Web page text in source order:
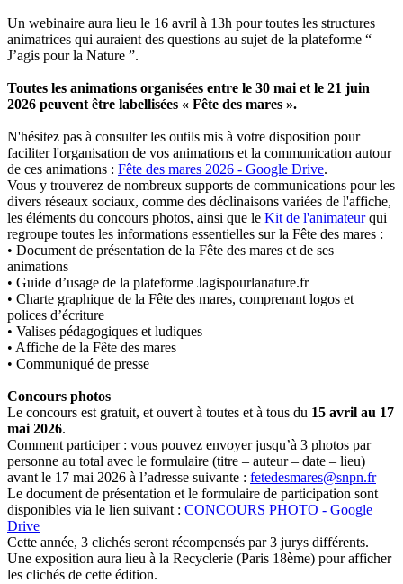
Un webinaire aura lieu le 16 avril à 13h pour toutes les structures
animatrices qui auraient des questions au sujet de la plateforme “
J’agis pour la Nature ”.
Toutes les animations organisées entre le 30 mai et le 21 juin
2026 peuvent être labellisées « Fête des mares ».
N'hésitez pas à consulter les outils mis à votre disposition pour
faciliter l'organisation de vos animations et la communication autour
de ces animations : Fête des mares 2026 - Google Drive.
Vous y trouverez de nombreux supports de communications pour les
divers réseaux sociaux, comme des déclinaisons variées de l'affiche,
les éléments du concours photos, ainsi que le Kit de l'animateurqui
regroupe toutes les informations essentielles sur la Fête des mares :
• Document de présentation de la Fête des mares et de ses
animations
• Guide d’usage de la plateforme Jagispourlanature.fr
• Charte graphique de la Fête des mares, comprenant logos et
polices d’écriture
• Valises pédagogiques et ludiques
• Affiche de la Fête des mares
• Communiqué de presse
Concours photos
Le concours est gratuit, et ouvert à toutes et à tous du 15 avril au 17
mai 2026.
Comment participer : vous pouvez envoyer jusqu’à 3 photos par
personne au total avec le formulaire (titre – auteur – date – lieu)
avant le 17 mai 2026 à l’adresse suivante : fetedesmares@snpn.fr
Le document de présentation et le formulaire de participation sont
disponibles via le lien suivant : CONCOURS PHOTO - Google
Drive
Cette année, 3 clichés seront récompensés par 3 jurys différents.
Une exposition aura lieu à la Recyclerie (Paris 18ème) pour afficher
les clichés de cette édition.